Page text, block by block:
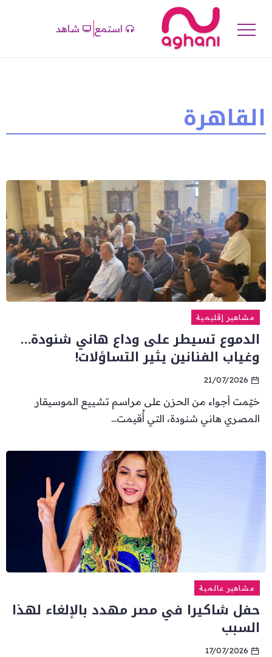
استمع شاهد
القاهرة
مشاهير إقليمية
الدموع تسيطر على وداع هاني شنودة…
وغياب الفنانين يثير التساؤلات!
21/07/2026
خيّمت أجواء من الحزن على مراسم تشييع الموسيقار
المصري هاني شنودة، التي أُقيمت...
مشاهير عالمية
حفل شاكيرا في مصر مهدد بالإلغاء لهذا
السبب
17/07/2026